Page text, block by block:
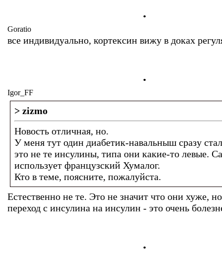
.
Goratio
все индивидуально, кортексин вижу в доках
.
Igor_FF
> zizmo
Новость отличная, но.
У меня тут один диабетик-навальныш сразу
это не те инсулины, типа они какие-то левые.
использует французский Хумалог.
Кто в теме, поясните, пожалуйста.
Естественно не те. Это не значит что они хуже,
переход с инсулина на инсулин - это очень
.